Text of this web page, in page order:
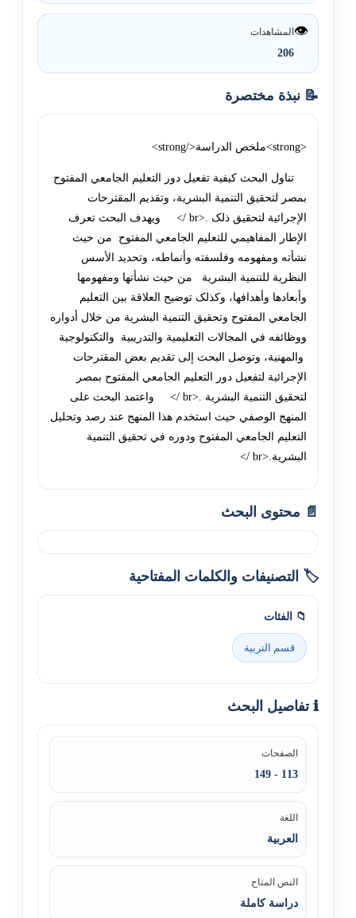
👁️المشاهدات
206
📝 نبذة مختصرة
<strong>ملخص الدراسة</strong>
تناول البحث کيفية تفعيل دور التعليم الجامعي المفتوح
بمصر لتحقيق التنمية البشرية، وتقديم المقترحات
الإجرائية لتحقيق ذلک .<br /> ويهدف البحث تعرف
الإطار المفاهيمي للتعليم الجامعي المفتوح من حيث
نشأته ومفهومه وفلسفته وأنماطه، وتحديد الأسس
النظرية للتنمية البشرية من حيث نشأتها ومفهومها
وأبعادها وأهدافها، وکذلک توضيح العلاقة بين التعليم
الجامعي المفتوح وتحقيق التنمية البشرية من خلال أدواره
ووظائفه في المجالات التعليمية والتدريبية والتکنولوجية
والمهنية، وتوصل البحث إلى تقديم بعض المقترحات
الإجرائية لتفعيل دور التعليم الجامعي المفتوح بمصر
لتحقيق التنمية البشرية .<br /> واعتمد البحث على
المنهج الوصفي حيث استخدم هذا المنهج عند رصد وتحليل
التعليم الجامعي المفتوح ودوره في تحقيق التنمية
البشرية.<br />
📄 محتوى البحث
🏷️ التصنيفات والكلمات المفتاحية
📁 الفئات
قسم التربية
ℹ️ تفاصيل البحث
الصفحات
113 - 149
اللغة
العربية
النص المتاح
دراسة كاملة